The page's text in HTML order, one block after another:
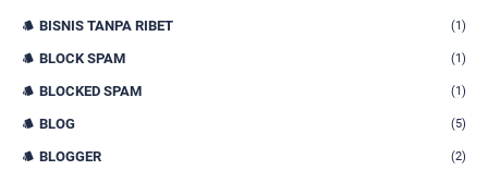
BISNIS TANPA RIBET (1)
BLOCK SPAM (1)
BLOCKED SPAM (1)
BLOG (5)
BLOGGER (2)